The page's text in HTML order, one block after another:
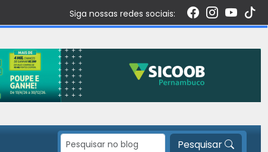
Siga nossas redes sociais:
Pesquisar